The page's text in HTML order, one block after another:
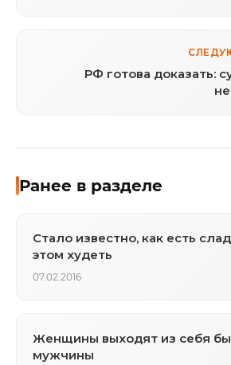
РФ готова доказать:
Ранее в разделе
Стало известно, как есть
этом худеть
07.02.2016
Женщины выходят из себя
мужчины